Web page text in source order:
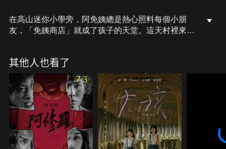
在高山迷你小學旁，阿免姨總是熱心照料每個小朋
友，「免姨商店」就成了孩子的天堂。這天村裡來了
驚。這個阿兜仔的到來給寧靜的山村掀起陣陣漣漪，
不但掀出Yabi爸爸喪命的真相，也解開阿免姨隱藏多
年的秘密。
其他人也看了
7.3